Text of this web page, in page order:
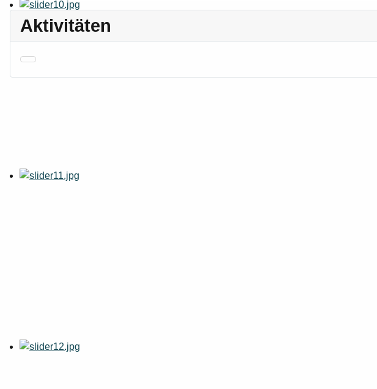
Aktivitäten